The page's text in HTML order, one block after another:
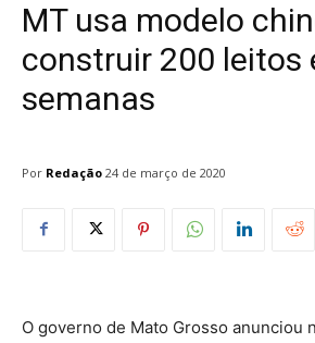
MT usa modelo
construir 200 leitos
semanas
Por Redação 24 de março de 2020
O governo de Mato Grosso anunciou